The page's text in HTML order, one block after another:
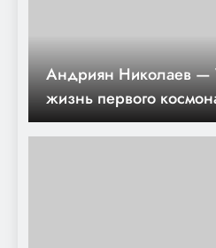
Андриян Николаев —
жизнь первого
биография и